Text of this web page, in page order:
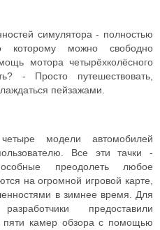
симулятора - полностью
можно свободно
мотора четырёхколёсного
- Просто путешествовать,
пейзажами.
модели автомобилей
Все эти тачки -
преодолеть любое
на огромной игровой карте,
в зимнее время. Для
предоставили
пяти камер обзора с помощью